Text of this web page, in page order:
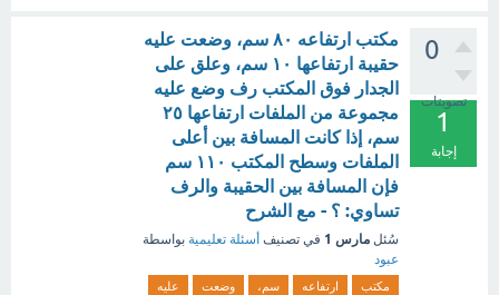
0
تصويتات
1
إجابة
مكتب ارتفاعه ٨٠ سم، وضعت عليه
حقيبة ارتفاعها ١٠ سم، وعلق على
الجدار فوق المكتب رف وضع عليه
مجموعة من الملفات ارتفاعها ٢٥
سم، إذا كانت المسافة بين أعلى
الملفات وسطح المكتب ١١٠ سم
فإن المسافة بين الحقيبة والرف
تساوي: ؟ - مع الشرح
سُئل مارس 1 في تصنيف أسئلة تعليمية بواسطة
عبود
مكتب ارتفاعه سم، وضعت
عليه